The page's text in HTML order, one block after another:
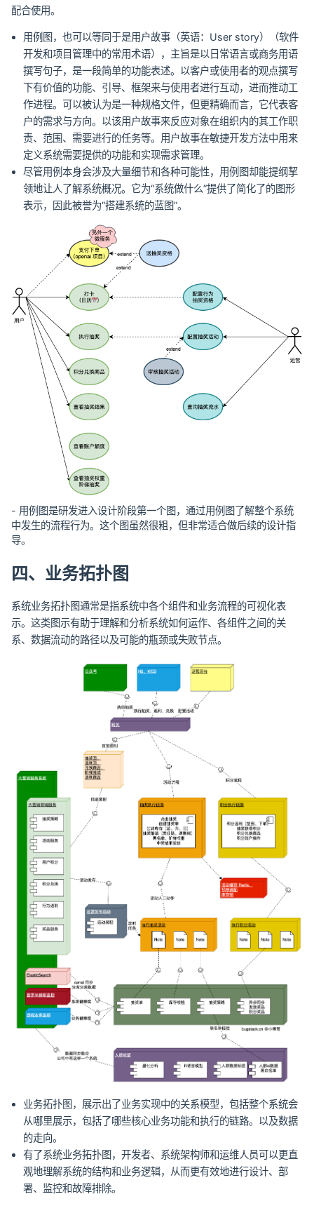
配合使用。
用例图，也可以等同于是用户故事（英语：User story）（软件
开发和项目管理中的常用术语），主旨是以日常语言或商务用语
撰写句子，是一段简单的功能表述。以客户或使用者的观点撰写
下有价值的功能、引导、框架来与使用者进行互动，进而推动工
作进程。可以被认为是一种规格文件，但更精确而言，它代表客
户的需求与方向。以该用户故事来反应对象在组织内的其工作职
责、范围、需要进行的任务等。用户故事在敏捷开发方法中用来
定义系统需要提供的功能和实现需求管理。
尽管用例本身会涉及大量细节和各种可能性，用例图却能提纲挈
领地让人了解系统概况。它为“系统做什么”提供了简化了的图形
表示，因此被誉为“搭建系统的蓝图”。
- 用例图是研发进入设计阶段第一个图，通过用例图了解整个系统
中发生的流程行为。这个图虽然很粗，但非常适合做后续的设计指
导。
四、业务拓扑图
系统业务拓扑图通常是指系统中各个组件和业务流程的可视化表
示。这类图示有助于理解和分析系统如何运作、各组件之间的关
系、数据流动的路径以及可能的瓶颈或失败节点。
业务拓扑图，展示出了业务实现中的关系模型，包括整个系统会
从哪里展示，包括了哪些核心业务功能和执行的链路。以及数据
的走向。
有了系统业务拓扑图，开发者、系统架构师和运维人员可以更直
观地理解系统的结构和业务逻辑，从而更有效地进行设计、部
署、监控和故障排除。